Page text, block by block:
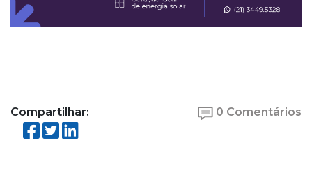
Compartilhar: 0 Comentários